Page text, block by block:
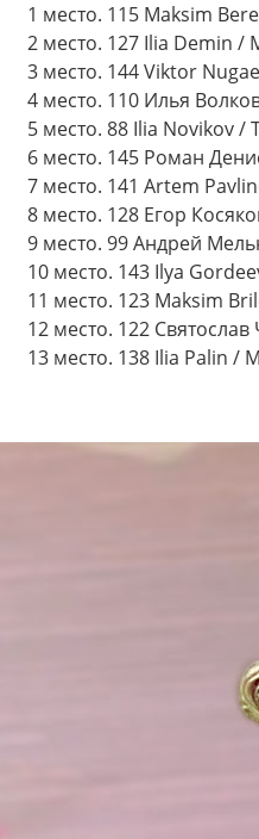
1 место. 115 Maksim
2 место. 127 Ilia Demin /
3 место. 144 Viktor
4 место. 110 Илья
5 место. 88 Ilia Novikov /
6 место. 145 Роман
7 место. 141 Artem
8 место. 128 Егор
9 место. 99 Андрей
10 место. 143 Ilya
11 место. 123 Maksim
12 место. 122
13 место. 138 Ilia Palin /